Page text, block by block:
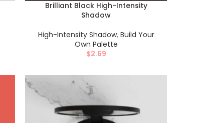
Brilliant Black High-Intensity
Shadow
High-Intensity Shadow, Build Your
Own Palette
$2.69